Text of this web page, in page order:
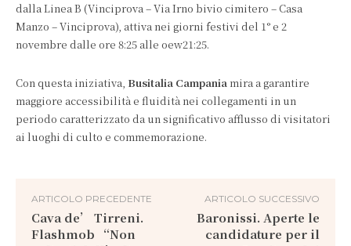
dalla Linea B (Vinciprova – Via Irno bivio cimitero – Casa
Manzo – Vinciprova), attiva nei giorni festivi del 1° e 2
novembre dalle ore 8:25 alle oew21:25.
Con questa iniziativa, Busitalia Campaniamira a garantire
maggiore accessibilità e fluidità nei collegamenti in un
periodo caratterizzato da un significativo afflusso di visitatori
ai luoghi di culto e commemorazione.
ARTICOLO PRECEDENTE
Cava de’ Tirreni.
Flashmob “Non
ARTICOLO SUCCESSIVO
Baronissi. Aperte le
candidature per il